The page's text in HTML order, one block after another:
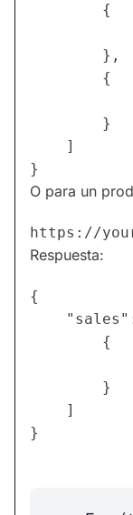
        {
        },
        {
        }
    ]
O para un
Respuesta:
{
        {
        }
    ]